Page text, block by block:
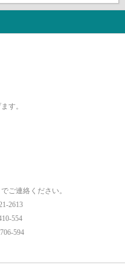
す。
ご連絡ください。
2613
554
594